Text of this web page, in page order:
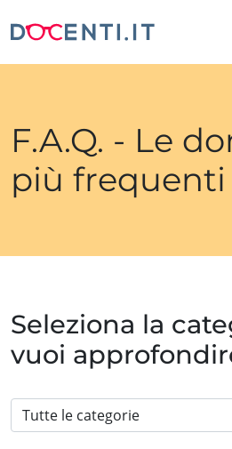
F.A.Q. - Le
più frequenti
Seleziona la
vuoi